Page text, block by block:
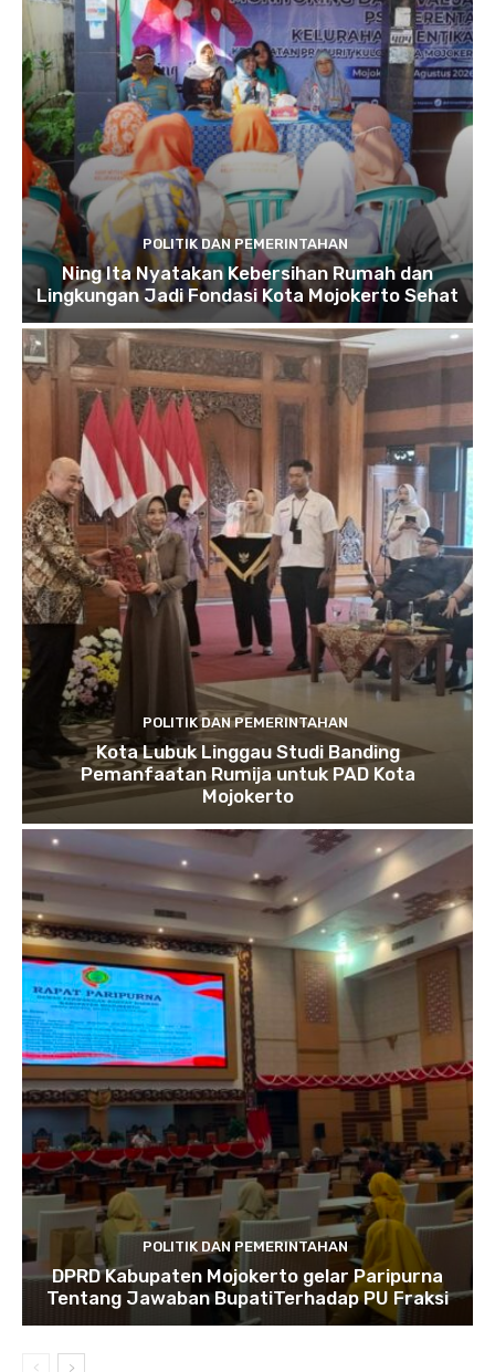
POLITIK DAN PEMERINTAHAN
Ning Ita Nyatakan Kebersihan Rumah dan
Lingkungan Jadi Fondasi Kota Mojokerto Sehat
POLITIK DAN PEMERINTAHAN
Kota Lubuk Linggau Studi Banding
Pemanfaatan Rumija untuk PAD Kota
Mojokerto
POLITIK DAN PEMERINTAHAN
DPRD Kabupaten Mojokerto gelar Paripurna
Tentang Jawaban BupatiTerhadap PU Fraksi